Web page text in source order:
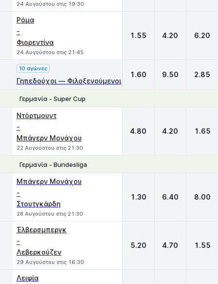
24 Αυγούστου στις 19:30
Ρόμα
-
Φιορεντίνα
24 Αυγούστου στις 21:45
1.55 4.20 6.20
10 αγώνες
Γηπεδούχοι — Φιλοξενούμενοι
1.60 9.50 2.85
Γερμανία - Super Cup
Ντόρτμουντ
-
Μπάγερν Μονάχου
22 Αυγούστου στις 21:30
4.80 4.20 1.65
Γερμανία - Bundesliga
Μπάγερν Μονάχου
-
Στουτγκάρδη
28 Αυγούστου στις 21:30
1.30 6.40 8.00
Έλβερσμπεργκ
-
Λεβερκούζεν
29 Αυγούστου στις 16:30
5.20 4.70 1.55
Λειψία